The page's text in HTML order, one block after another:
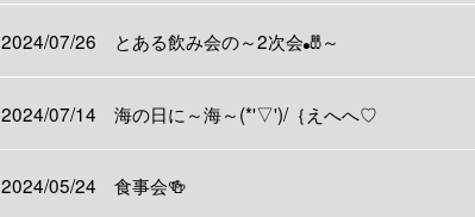
2024/07/26 とある飲み会の～2次会🎳～
2024/07/14 海の日に～海～(*'▽')/｛えへへ♡
2024/05/24 食事会🍻